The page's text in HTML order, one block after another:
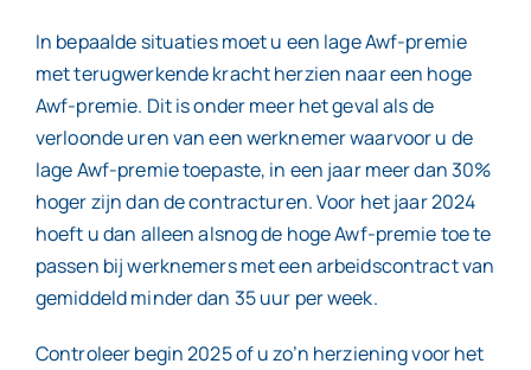
In bepaalde situaties moet u een lage Awf-premie
met terugwerkende kracht herzien naar een hoge
Awf-premie. Dit is onder meer het geval als de
verloonde uren van een werknemer waarvoor u de
lage Awf-premie toepaste, in een jaar meer dan 30%
hoger zijn dan de contracturen. Voor het jaar 2024
hoeft u dan alleen alsnog de hoge Awf-premie toe te
passen bij werknemers met een arbeidscontract van
gemiddeld minder dan 35 uur per week.
Controleer begin 2025 of u zo’n herziening voor het